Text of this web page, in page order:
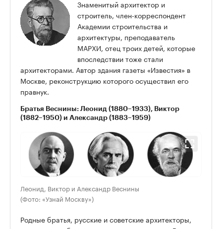
Знаменитый архитектор и
строитель, член-корреспондент
Академии строительства и
архитектуры, преподаватель
МАРХИ, отец троих детей, которые
впоследствии тоже стали
архитекторами. Автор здания газеты «Известия» в
Москве, реконструкцию которого осуществил его
правнук.
Братья Веснины: Леонид (1880–1933), Виктор
(1882–1950) и Александр (1883–1959)
Леонид, Виктор и Александр Веснины
(Фото: «Узнай Москву»)
Родные братья, русские и советские архитекторы,